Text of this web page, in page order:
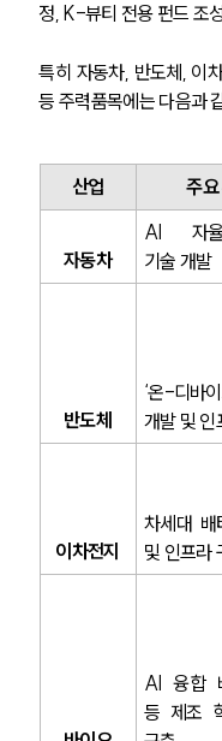
기
기업
업무
글
정, K-뷰티 전용 펀드 조
특히 자동차, 반도체, 이
등 주력품목에는 다음과
산업 주
자동차
AI 자율
기술 개발
반도체
‘온-디바
개발 및 인
이차전지
차세대 배
및 인프라
AI 융합
등 제조